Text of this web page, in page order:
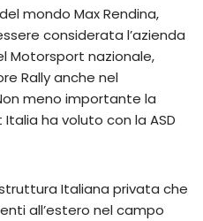
mondo Max Rendina,
considerata l’azienda
Motorsport nazionale,
Rally anche nel
meno importante la
ha voluto con la ASD
Italiana privata che
all’estero nel campo